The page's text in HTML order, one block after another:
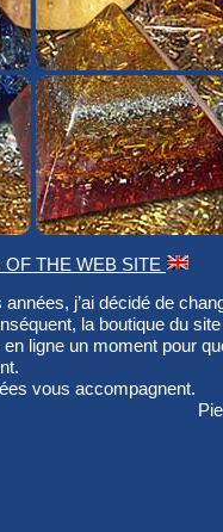
THE WEB SITE
j’ai décidé de
la boutique du
ligne un moment pour
vous accompagnent.